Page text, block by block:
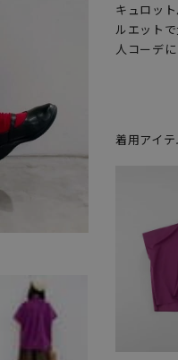
キュロッ
ルエット
人コーデ
着用アイテ